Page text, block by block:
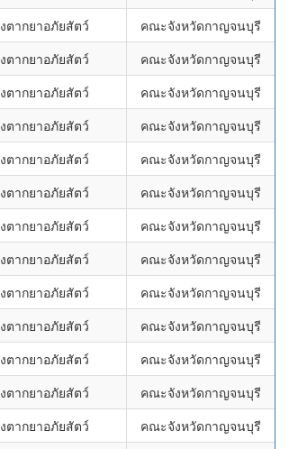
ตากยาอภัยสัตว์
คณะจังหวัดกาญจนบุรี
ตากยาอภัยสัตว์
คณะจังหวัดกาญจนบุรี
ตากยาอภัยสัตว์
คณะจังหวัดกาญจนบุรี
ตากยาอภัยสัตว์
คณะจังหวัดกาญจนบุรี
ตากยาอภัยสัตว์
คณะจังหวัดกาญจนบุรี
ตากยาอภัยสัตว์
คณะจังหวัดกาญจนบุรี
ตากยาอภัยสัตว์
คณะจังหวัดกาญจนบุรี
ตากยาอภัยสัตว์
คณะจังหวัดกาญจนบุรี
ตากยาอภัยสัตว์
คณะจังหวัดกาญจนบุรี
ตากยาอภัยสัตว์
คณะจังหวัดกาญจนบุรี
ตากยาอภัยสัตว์
คณะจังหวัดกาญจนบุรี
ตากยาอภัยสัตว์
คณะจังหวัดกาญจนบุรี
ตากยาอภัยสัตว์
คณะจังหวัดกาญจนบุรี